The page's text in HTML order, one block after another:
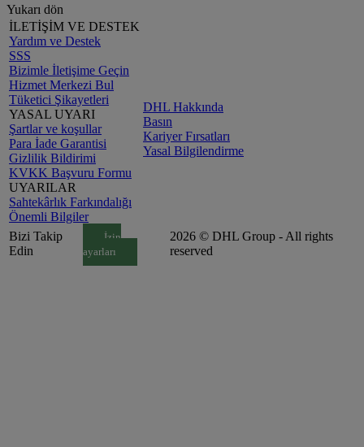
Yukarı dön
İLETİŞİM VE DESTEK
Yardım ve Destek
SSS
Bizimle İletişime Geçin
Hizmet Merkezi Bul
Tüketici Şikayetleri
YASAL UYARI
Şartlar ve koşullar
Para İade Garantisi
Gizlilik Bildirimi
KVKK Başvuru Formu
UYARILAR
Sahtekârlık Farkındalığı
Önemli Bilgiler
DHL Hakkında
Basın
Kariyer Fırsatları
Yasal Bilgilendirme
Bizi Takip
Edin
İzin
ayarları
2026 © DHL Group - All rights
reserved